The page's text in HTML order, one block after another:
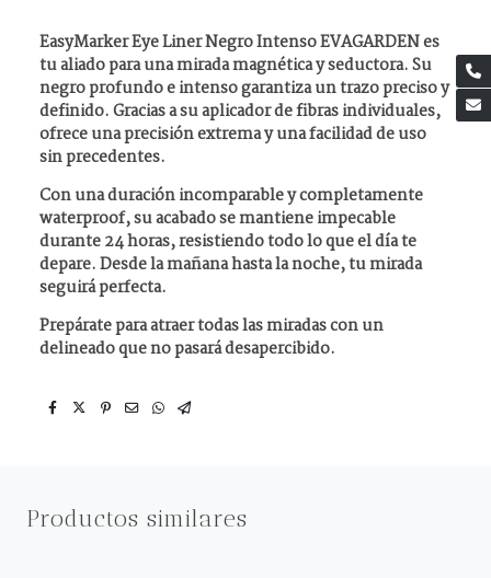
EasyMarker Eye Liner Negro Intenso EVAGARDEN es
tu aliado para una mirada magnética y seductora. Su
negro profundo e intenso garantiza un trazo preciso y
definido. Gracias a su aplicador de fibras individuales,
ofrece una precisión extrema y una facilidad de uso
sin precedentes.
Con una duración incomparable y completamente
waterproof, su acabado se mantiene impecable
durante 24 horas, resistiendo todo lo que el día te
depare. Desde la mañana hasta la noche, tu mirada
seguirá perfecta.
Prepárate para atraer todas las miradas con un
delineado que no pasará desapercibido.
Productos similares